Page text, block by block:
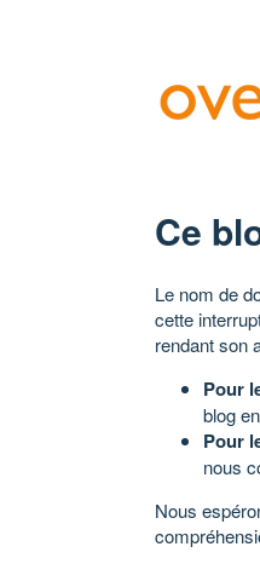
Ce
Le nom de
cette
rendant son
Pour
blog
Pour
nous
Nous